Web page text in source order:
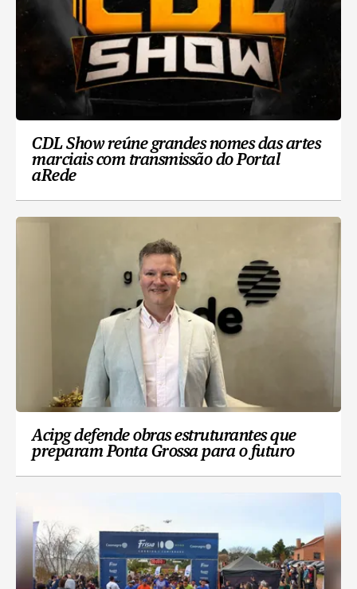
CDL Show reúne grandes nomes das artes
marciais com transmissão do Portal
aRede
Acipg defende obras estruturantes que
preparam Ponta Grossa para o futuro